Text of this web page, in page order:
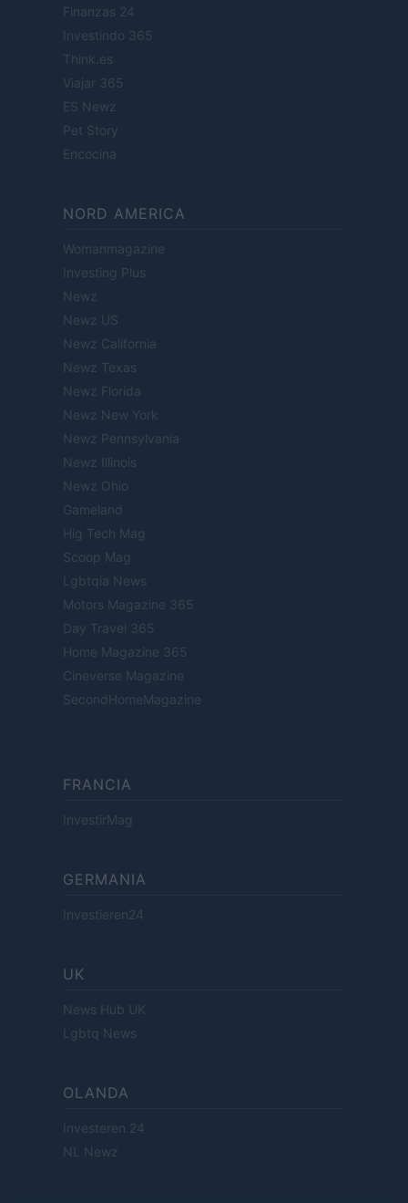
Finanzas 24
Investindo 365
Think.es
Viajar 365
ES Newz
Pet Story
Encocina
NORD AMERICA
Womanmagazine
Investing Plus
Newz
Newz US
Newz California
Newz Texas
Newz Florida
Newz New York
Newz Pennsylvania
Newz Illinois
Newz Ohio
Gameland
Hig Tech Mag
Scoop Mag
Lgbtqia News
Motors Magazine 365
Day Travel 365
Home Magazine 365
Cineverse Magazine
SecondHomeMagazine
FRANCIA
InvestirMag
GERMANIA
Investieren24
UK
News Hub UK
Lgbtq News
OLANDA
Investeren 24
NL Newz